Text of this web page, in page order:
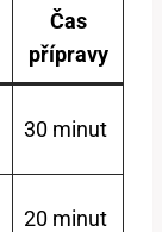
Čas
přípravy
30 minut
20 minut